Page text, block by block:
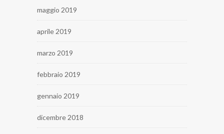
maggio 2019
aprile 2019
marzo 2019
febbraio 2019
gennaio 2019
dicembre 2018